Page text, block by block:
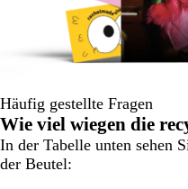
Häufig gestellte Fragen
Wie viel wiegen die
In der Tabelle unten sehen
der Beutel: